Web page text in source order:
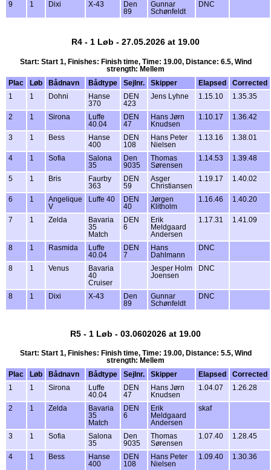
9 1 Dixi X-43
Den
89
Gunnar
Schønfeldt
DNC
R4 - 1 Løb - 27.05.2026 at 19.00
Start: Start 1, Finishes: Finish time, Time: 19.00, Distance: 6.5, Wind
strength: Mellem
Plac
Løb Bådnavn Bådtype Sejlnr. Skipper Elapsed
Corrected
1
1 Dohni
Hanse
370
DEN
423
Jens Lyhne 1.15.10 1.35.35
2 1 Sirona
Luffe
40.04
DEN
47
Hans Jørn
Knudsen
1.10.17 1.36.42
3 1 Bess
Hanse
400
DEN
108
Hans Peter
Nielsen
1.13.16 1.38.01
4 1 Sofia
Salona
35
Den
9035
Thomas
Sørensen
1.14.53 1.39.48
5 1 Bris
Faurby
363
DEN
59
Asger
Christiansen
1.19.17 1.40.02
6 1
Angelique
V
Luffe 40
DEN
40
Jørgen
Klitholm
1.16.46 1.40.20
7 1 Zelda
Bavaria
35
Match
DEN
6
Erik
Meldgaard
Andersen
1.17.31 1.41.09
8 1 Rasmida
Luffe
40.04
DEN
7
Hans
Dahlmann
DNC
8 1 Venus
Bavaria
40
Cruiser
Jesper Holm
Joensen
DNC
8 1 Dixi X-43
Den
89
Gunnar
Schønfeldt
DNC
R5 - 1 Løb - 03.0602026 at 19.00
Start: Start 1, Finishes: Finish time, Time: 19.00, Distance: 5.5, Wind
strength: Mellem
Plac
Løb Bådnavn Bådtype Sejlnr. Skipper Elapsed
Corrected
1
1 Sirona
Luffe
40.04
DEN
47
Hans Jørn
Knudsen
1.04.07 1.26.28
2 1 Zelda
Bavaria
35
Match
DEN
6
Erik
Meldgaard
Andersen
skaf
3 1 Sofia
Salona
35
Den
9035
Thomas
Sørensen
1.07.40 1.28.45
4 1 Bess
Hanse
400
DEN
108
Hans Peter
Nielsen
1.09.40 1.30.36